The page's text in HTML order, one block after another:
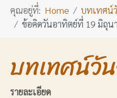
คุณอยู่ที่: Home
บทเทศน์
ข้อคิดวันอาทิตย์ที่ 19 มิถุน
บทเทศน์วั
รายละเอียด